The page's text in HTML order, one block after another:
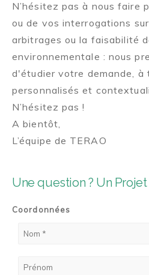
Une question ? Un Projet
Coordonnées
N’hésitez pas à nous faire
ou de vos interrogations
arbitrages ou la faisabilité
environnementale : nous
d'étudier votre demande, à
personnalisés et
N’hésitez pas !
A bientôt,
L’équipe de TERAO